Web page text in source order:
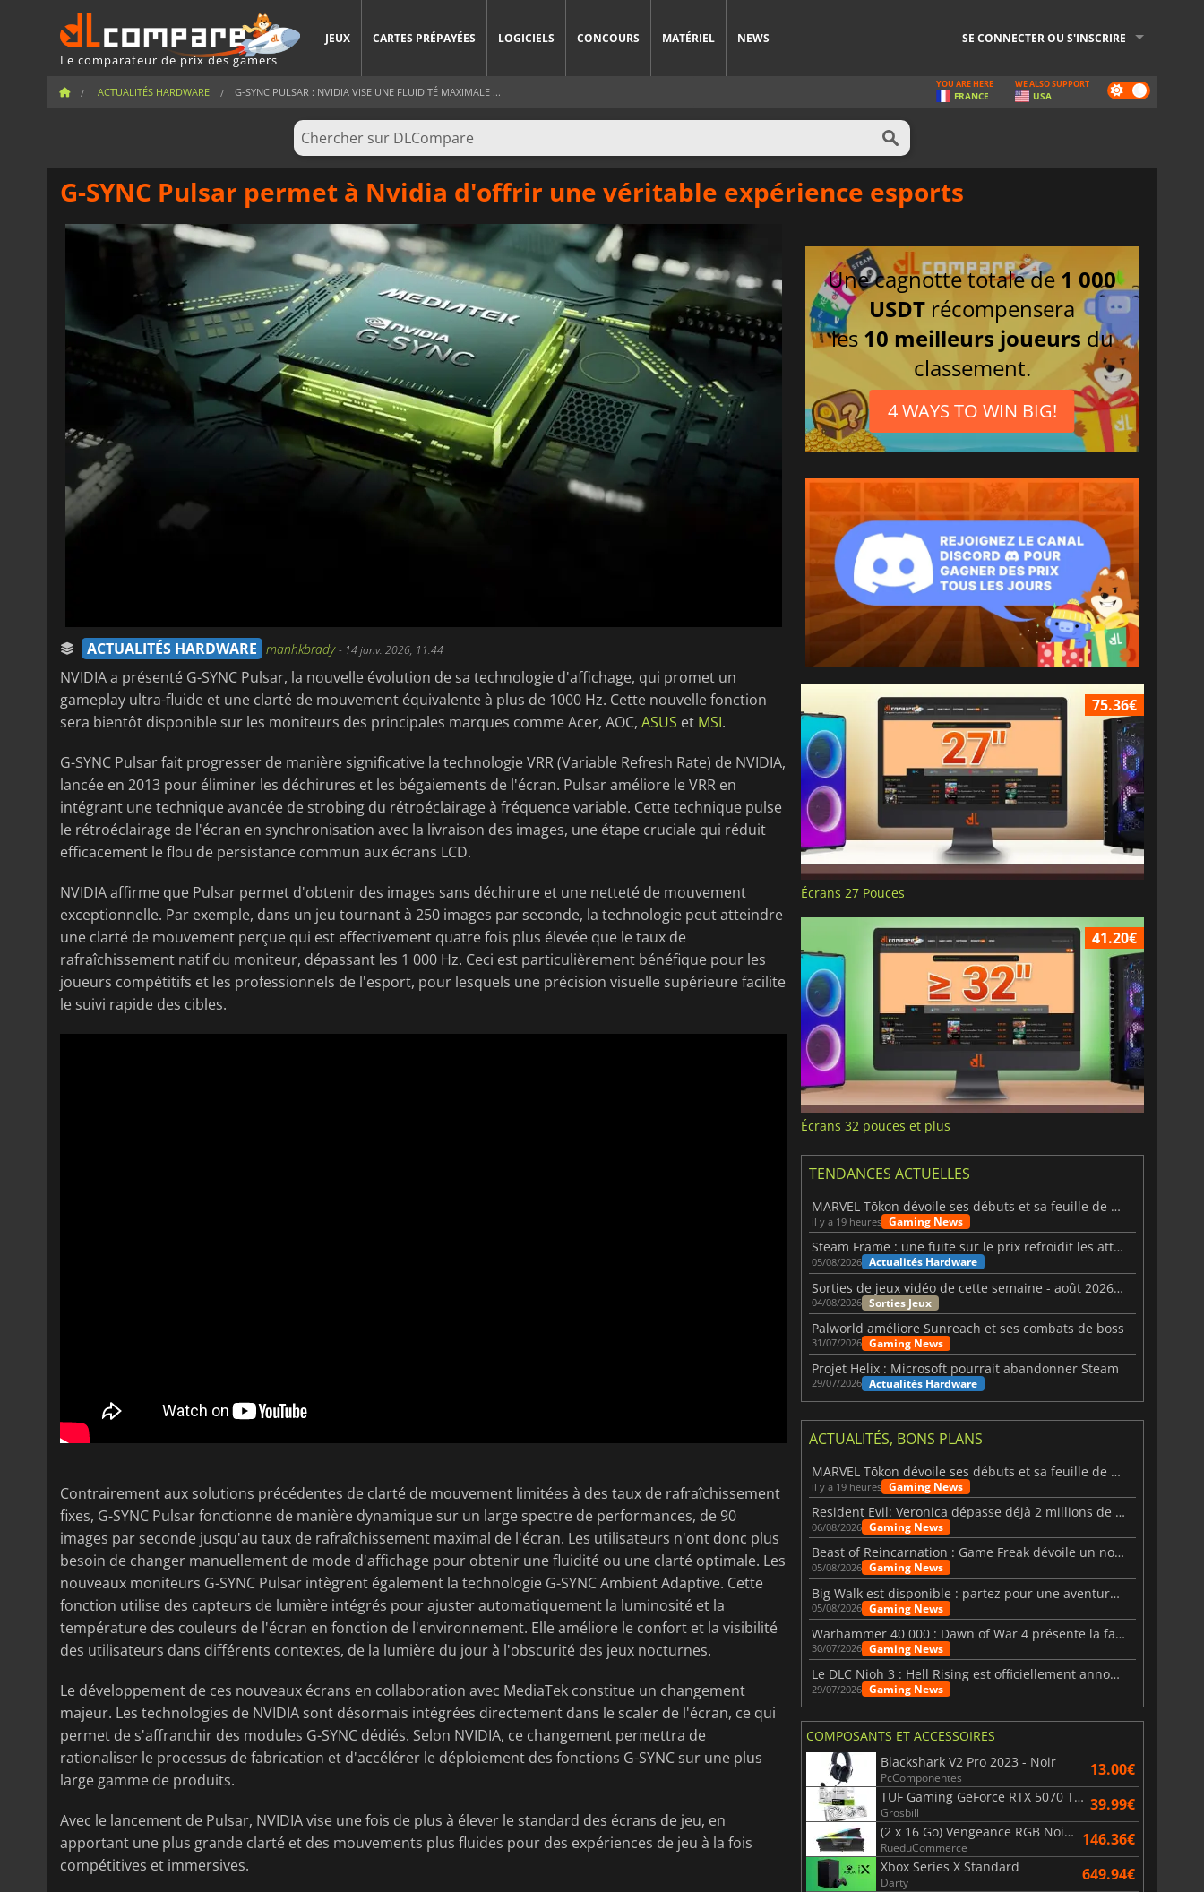
Le comparateur de prix des gamers
JEUX CARTES PRÉPAYÉES LOGICIELS CONCOURS MATÉRIEL NEWS SE CONNECTER OU S'INSCRIRE
ACTUALITÉS HARDWARE G-SYNC PULSAR : NVIDIA VISE UNE FLUIDITÉ MAXIMALE ... Dark
mode
YOU ARE HERE
FRANCE
WE ALSO SUPPORT
USA
G-SYNC Pulsar permet à Nvidia d'offrir une véritable expérience esports
ACTUALITÉS HARDWARE manhkbrady- 14 janv. 2026, 11:44
NVIDIA a présenté G-SYNC Pulsar, la nouvelle évolution de sa technologie d'affichage, qui promet un
gameplay ultra-fluide et une clarté de mouvement équivalente à plus de 1000 Hz. Cette nouvelle fonction
sera bientôt disponible sur les moniteurs des principales marques comme Acer, AOC, ASUS et MSI.
G-SYNC Pulsar fait progresser de manière significative la technologie VRR (Variable Refresh Rate) de NVIDIA,
lancée en 2013 pour éliminer les déchirures et les bégaiements de l'écran. Pulsar améliore le VRR en
intégrant une technique avancée de strobing du rétroéclairage à fréquence variable. Cette technique pulse
le rétroéclairage de l'écran en synchronisation avec la livraison des images, une étape cruciale qui réduit
efficacement le flou de persistance commun aux écrans LCD.
NVIDIA affirme que Pulsar permet d'obtenir des images sans déchirure et une netteté de mouvement
exceptionnelle. Par exemple, dans un jeu tournant à 250 images par seconde, la technologie peut atteindre
une clarté de mouvement perçue qui est effectivement quatre fois plus élevée que le taux de
rafraîchissement natif du moniteur, dépassant les 1 000 Hz. Ceci est particulièrement bénéfique pour les
joueurs compétitifs et les professionnels de l'esport, pour lesquels une précision visuelle supérieure facilite
le suivi rapide des cibles.
Contrairement aux solutions précédentes de clarté de mouvement limitées à des taux de rafraîchissement
fixes, G-SYNC Pulsar fonctionne de manière dynamique sur un large spectre de performances, de 90
images par seconde jusqu'au taux de rafraîchissement maximal de l'écran. Les utilisateurs n'ont donc plus
besoin de changer manuellement de mode d'affichage pour obtenir une fluidité ou une clarté optimale. Les
nouveaux moniteurs G-SYNC Pulsar intègrent également la technologie G-SYNC Ambient Adaptive. Cette
fonction utilise des capteurs de lumière intégrés pour ajuster automatiquement la luminosité et la
température des couleurs de l'écran en fonction de l'environnement. Elle améliore le confort et la visibilité
des utilisateurs dans différents contextes, de la lumière du jour à l'obscurité des jeux nocturnes.
Le développement de ces nouveaux écrans en collaboration avec MediaTek constitue un changement
majeur. Les technologies de NVIDIA sont désormais intégrées directement dans le scaler de l'écran, ce qui
permet de s'affranchir des modules G-SYNC dédiés. Selon NVIDIA, ce changement permettra de
rationaliser le processus de fabrication et d'accélérer le déploiement des fonctions G-SYNC sur une plus
large gamme de produits.
Avec le lancement de Pulsar, NVIDIA vise une fois de plus à élever le standard des écrans de jeu, en
apportant une plus grande clarté et des mouvements plus fluides pour des expériences de jeu à la fois
compétitives et immersives.
Une cagnotte totale de 1 000
USDT récompensera
les 10 meilleurs joueurs du
classement.
4 WAYS TO WIN BIG!
75.36€
Écrans 27 Pouces
41.20€
Écrans 32 pouces et plus
TENDANCES ACTUELLES
MARVEL Tōkon dévoile ses débuts et sa feuille de route
il y a 19 heures Gaming News
Steam Frame : une fuite sur le prix refroidit les attentes VR
05/08/2026 Actualités Hardware
Sorties de jeux vidéo de cette semaine - août 2026 (semaine 32)
04/08/2026 Sorties Jeux
Palworld améliore Sunreach et ses combats de boss
31/07/2026 Gaming News
Projet Helix : Microsoft pourrait abandonner Steam
29/07/2026 Actualités Hardware
ACTUALITÉS, BONS PLANS
MARVEL Tōkon dévoile ses débuts et sa feuille de route
il y a 19 heures Gaming News
Resident Evil: Veronica dépasse déjà 2 millions de wishlists
06/08/2026 Gaming News
Beast of Reincarnation : Game Freak dévoile un nouveau pari
05/08/2026 Gaming News
Big Walk est disponible : partez pour une aventure entre amis
05/08/2026 Gaming News
Warhammer 40 000 : Dawn of War 4 présente la faction des Nécrons
30/07/2026 Gaming News
Le DLC Nioh 3 : Hell Rising est officiellement annoncé
29/07/2026 Gaming News
COMPOSANTS ET ACCESSOIRES
Blackshark V2 Pro 2023 - Noir
PcComponentes 13.00€
TUF Gaming GeForce RTX 5070 Ti OC White Edition 16GB
Grosbill 39.99€
(2 x 16 Go) Vengeance RGB Noir AMD Expo 6000 MHz - CAS 30
RueduCommerce 146.36€
Xbox Series X Standard
Darty 649.94€